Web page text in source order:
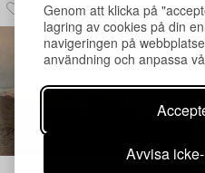
Genom att klicka på
lagring av cookies på din
navigeringen på
användning och anpassa
Avvisa